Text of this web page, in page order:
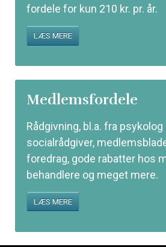
fordele for kun 210 kr. pr. år.
LÆS MERE
Medlemsfordele
Rådgivning, bl.a. fra psykolog
socialrådgiver,
foredrag, gode rabatter hos
behandlere og meget mere.
LÆS MERE